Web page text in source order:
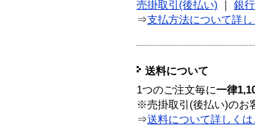
売掛取引(後払い) 銀
⇒支払方法について詳し
送料について
1つのご注文毎に一律
※売掛取引(後払い)のお
⇒送料について詳しくは